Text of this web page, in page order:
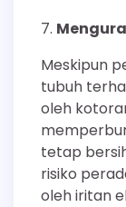
Meskipun
tubuh
oleh
tetap
risiko
oleh iritan